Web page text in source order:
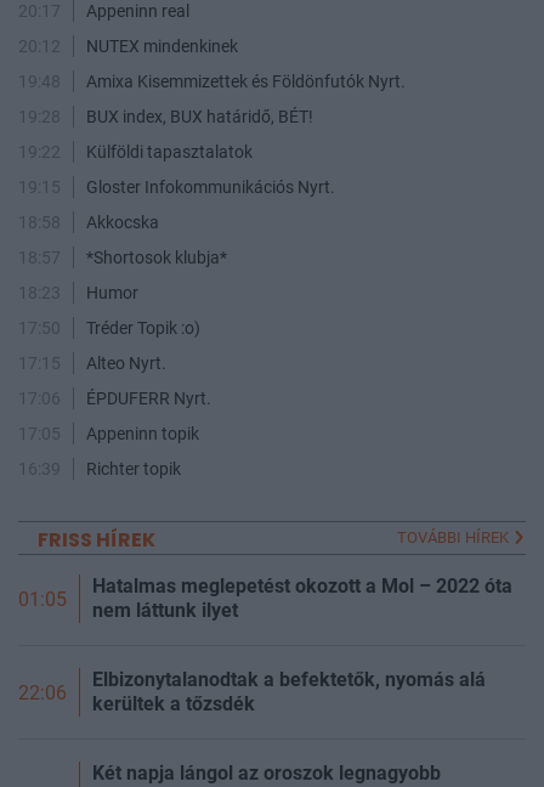
20:17
Appeninn real
20:12
NUTEX mindenkinek
19:48
Amixa Kisemmizettek és Földönfutók Nyrt.
19:28
BUX index, BUX határidő, BÉT!
19:22
Külföldi tapasztalatok
19:15
Gloster Infokommunikációs Nyrt.
18:58
Akkocska
18:57
*Shortosok klubja*
18:23
Humor
17:50
Tréder Topik :o)
17:15
Alteo Nyrt.
17:06
ÉPDUFERR Nyrt.
17:05
Appeninn topik
16:39
Richter topik
FRISS HÍREK TOVÁBBI HÍREK
01:05
Hatalmas meglepetést okozott a Mol – 2022 óta
nem láttunk ilyet
22:06
Elbizonytalanodtak a befektetők, nyomás alá
kerültek a tőzsdék
Két napja lángol az oroszok legnagyobb